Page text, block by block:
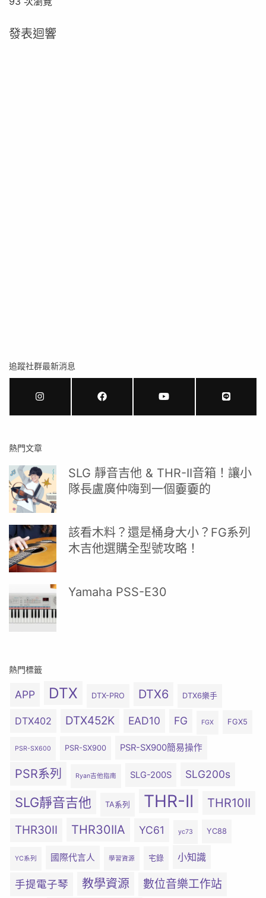
發表迴響
追蹤社群最新消息
熱門文章
SLG 靜音吉他 & THR-II音箱！讓小
隊長盧廣仲嗨到一個嫑嫑的
該看木料？還是桶身大小？FG系列
木吉他選購全型號攻略！
Yamaha PSS-E30
熱門標籤
APP DTX DTX-PRO DTX6 DTX6樂手
DTX402 DTX452K EAD10 FG FGX FGX5
PSR-SX600 PSR-SX900 PSR-SX900簡易操作
PSR系列 Ryan吉他指南 SLG-200S SLG200s
SLG靜音吉他 TA系列 THR-II THR10II
THR30II THR30IIA YC61 yc73 YC88
YC系列 國際代言人 學習資源 宅錄 小知識
手提電子琴 教學資源 數位音樂工作站